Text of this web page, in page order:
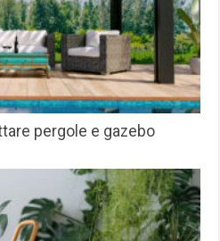
pergole e gazebo